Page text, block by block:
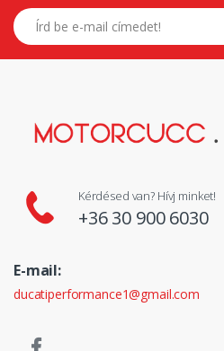
E-mail címed
Kérdésed van? Hívj minket!
+36 30 900 6030
E-mail:
ducatiperformance1@gmail.com